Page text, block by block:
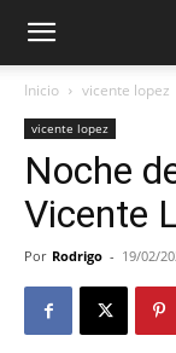
Inicio vicente lopez
vicente lopez
Noche
Vicente
Por Rodrigo - 19/02/